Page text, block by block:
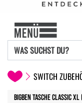
SWITCH
bigben Tasche Classic